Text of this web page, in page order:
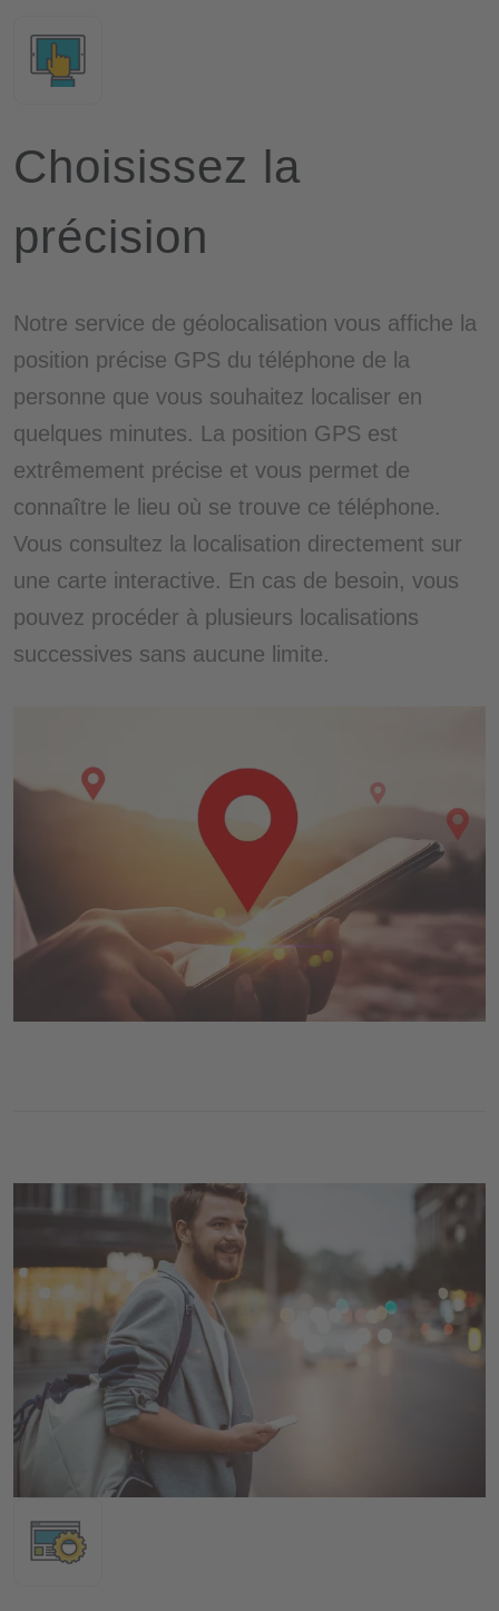
Choisissez la
précision
Notre service de géolocalisation vous affiche la
position précise GPS du téléphone de la
personne que vous souhaitez localiser en
quelques minutes. La position GPS est
extrêmement précise et vous permet de
connaître le lieu où se trouve ce téléphone.
Vous consultez la localisation directement sur
une carte interactive. En cas de besoin, vous
pouvez procéder à plusieurs localisations
successives sans aucune limite.